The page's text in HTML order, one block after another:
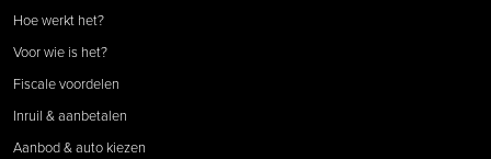
Hoe werkt het?
Voor wie is het?
Fiscale voordelen
Inruil & aanbetalen
Aanbod & auto kiezen